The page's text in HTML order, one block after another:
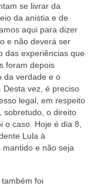
se livrar da
da anistia e de
aqui para dizer
e não deverá ser
das experiências que
foram depois
da verdade e o
Desta vez, é preciso
legal, em respeito
sobretudo, o direito
caso. Hoje é dia 8,
Lula à
e não seja
foi